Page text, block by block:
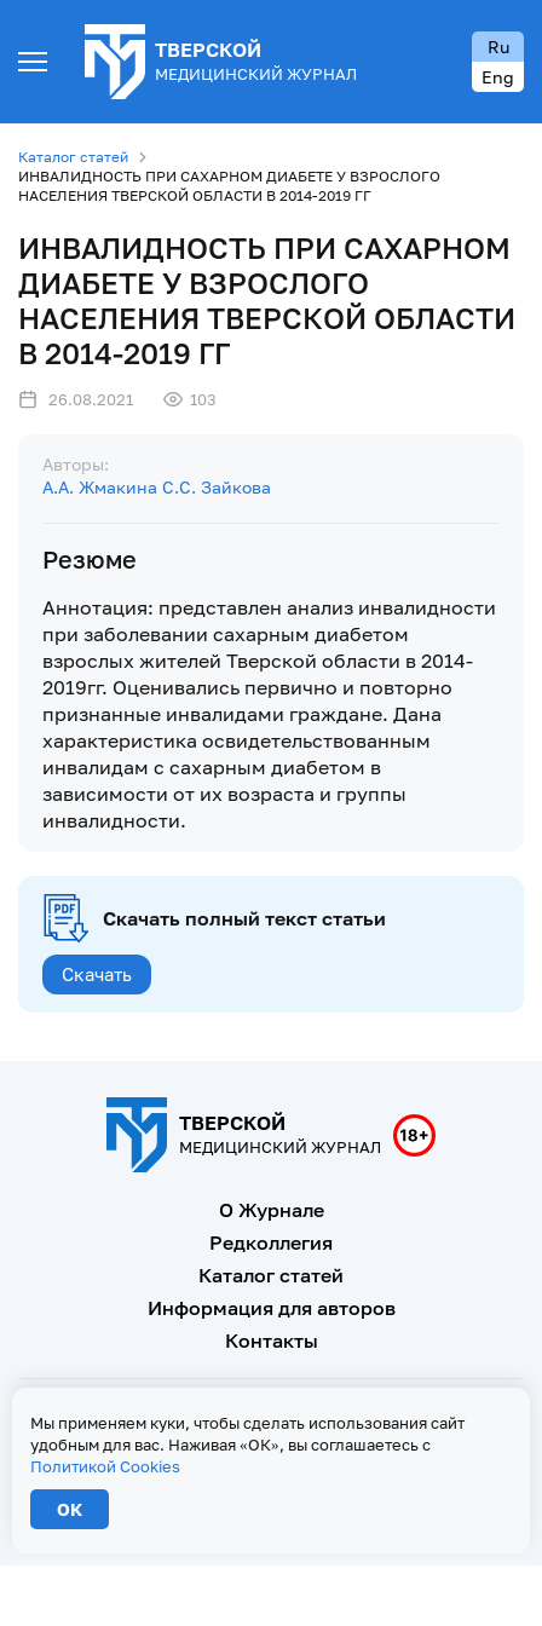
ТВЕРСКОЙ
МЕДИЦИНСКИЙ ЖУРНАЛ
Ru
Eng
Каталог статей
ИНВАЛИДНОСТЬ ПРИ САХАРНОМ ДИАБЕТЕ У ВЗРОСЛОГО
НАСЕЛЕНИЯ ТВЕРСКОЙ ОБЛАСТИ В 2014-2019 ГГ
ИНВАЛИДНОСТЬ ПРИ САХАРНОМ
ДИАБЕТЕ У ВЗРОСЛОГО
НАСЕЛЕНИЯ ТВЕРСКОЙ ОБЛАСТИ
В 2014-2019 ГГ
26.08.2021 103
Авторы:
А.А. Жмакина С.С. Зайкова
Резюме
Аннотация: представлен анализ инвалидности
при заболевании сахарным диабетом
взрослых жителей Тверской области в 2014-
2019гг. Оценивались первично и повторно
признанные инвалидами граждане. Дана
характеристика освидетельствованным
инвалидам с сахарным диабетом в
зависимоcти от их возраста и группы
инвалидности.
Скачать полный текст статьи
Скачать
ТВЕРСКОЙ
МЕДИЦИНСКИЙ ЖУРНАЛ
О Журнале
Редколлегия
Каталог статей
Информация для авторов
Контакты
При копировании текстов ссылка на страницу-первоисточник обязательна
Свидетельство о регистрации Эл № ФС 77 - 67146 от 16
сентября 2016 г
Мы применяем куки, чтобы сделать использования сайт
удобным для вас. Наживая «ОК», вы соглашаетесь с
Политикой Cookies
ОК